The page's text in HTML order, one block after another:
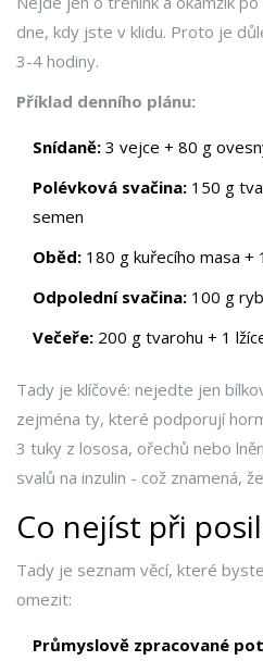
dne, kdy jste v klidu. Proto je
3-4 hodiny.
Příklad denního plánu:
Snídaně: 3 vejce + 80 g
Polévková svačina: 150 g
semen
Oběd: 180 g kuřecího masa +
Odpolední svačina: 100 g
Večeře: 200 g tvarohu + 1
Tady je klíčové: nejedte jen
zejména ty, které podporují
3 tuky z lososa, ořechů nebo
svalů na inzulin - což znamená,
Co nejíst při
Tady je seznam věcí, které
omezit:
Průmyslově zpracované